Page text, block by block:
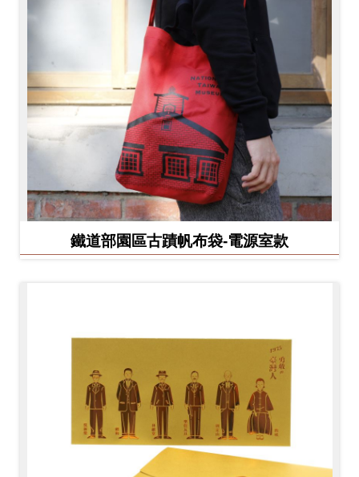
鐵道部園區古蹟帆布袋-電源室款